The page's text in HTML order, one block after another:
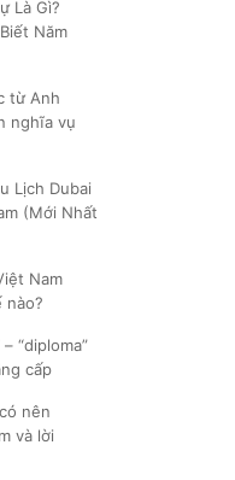
Là Gì?
Năm
từ Anh
nghĩa vụ
Lịch Dubai
(Mới Nhất
Nam
nào?
“diploma”
cấp
nên
và lời